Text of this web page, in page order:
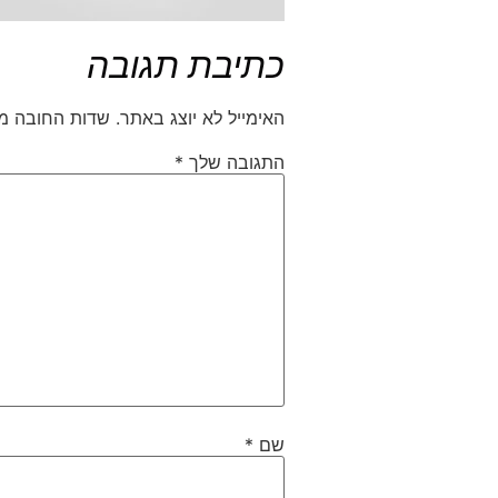
כתיבת תגובה
האימייל לא יוצג באתר. שדות החובה
התגובה שלך *
שם *